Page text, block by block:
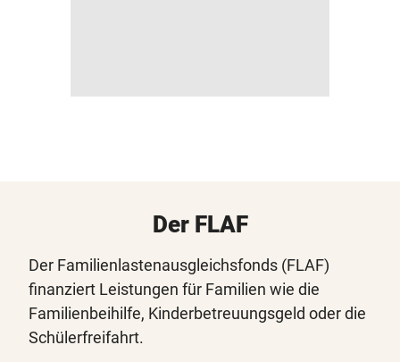
Der FLAF
Der Familienlastenausgleichsfonds (FLAF)
finanziert Leistungen für Familien wie die
Familienbeihilfe, Kinderbetreuungsgeld oder die
Schülerfreifahrt.